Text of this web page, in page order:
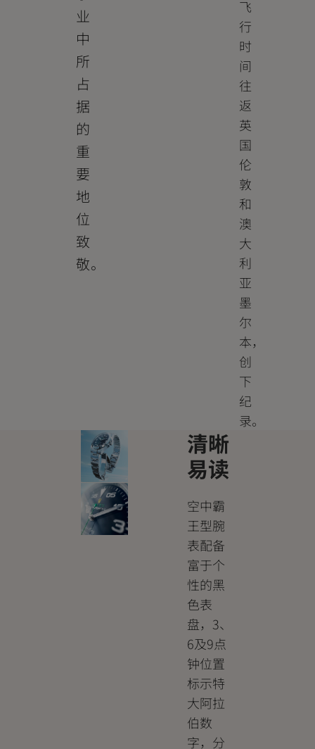
业
中
所
占
据
的
重
要
地
位
致
敬。
飞
行
时
间
往
返
英
国
伦
敦
和
澳
大
利
亚
墨
尔
本，
创
下
纪
录。
清晰
易读
空中霸
王型腕
表配备
富于个
性的黑
色表
盘，3、
6及9点
钟位置
标示特
大阿拉
伯数
字，分